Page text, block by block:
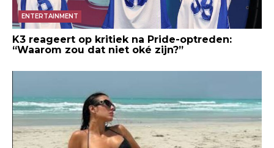
ENTERTAINMENT
K3 reageert op kritiek na Pride-optreden:
“Waarom zou dat niet oké zijn?”